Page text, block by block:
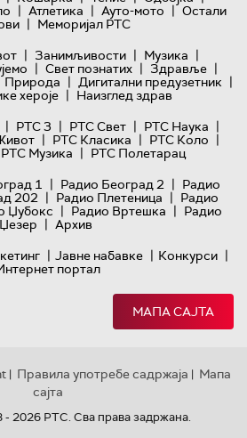
| Атлетика | Ауто-мото | Остали
| Меморијал РТС
| Занимљивости | Музика |
| Свет познатих | Здравље |
Природа | Дигитални предузетник |
хероје | Наизглед здрав
| РТС 3 | РТС Свет | РТС Наука |
| РТС Класика | РТС Коло |
РТС Музика | РТС Полетарац
1 | Радио Београд 2 | Радио
202 | Радио Плетеница | Радио
Џубокс | Радио Вртешка | Радио
Џезер | Архив
| Јавне набавке | Конкурси |
портал
МАПА САЈТА
| Правила употребе садржаја | Мапа
сајта
2026 РТС. Сва права задржана.